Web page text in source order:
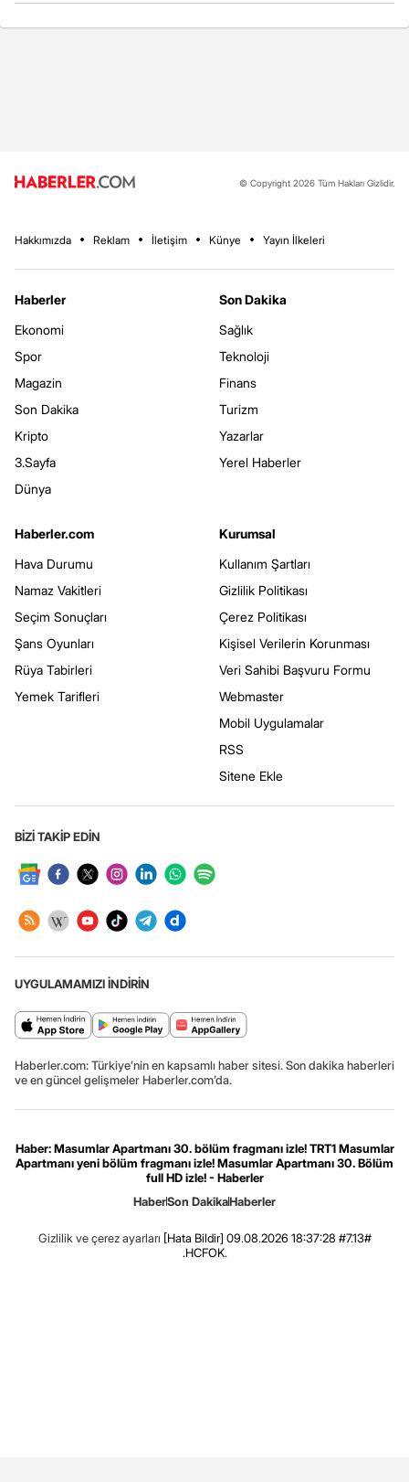
© Copyright 2026 Tüm Hakları Gizlidir.
Hakkımızda Reklam İletişim Künye Yayın İlkeleri
Haberler
Ekonomi
Spor
Magazin
Son Dakika
Kripto
3.Sayfa
Dünya
Son Dakika
Sağlık
Teknoloji
Finans
Turizm
Yazarlar
Yerel Haberler
Haberler.com
Hava Durumu
Namaz Vakitleri
Seçim Sonuçları
Şans Oyunları
Rüya Tabirleri
Yemek Tarifleri
Kurumsal
Kullanım Şartları
Gizlilik Politikası
Çerez Politikası
Kişisel Verilerin Korunması
Veri Sahibi Başvuru Formu
Webmaster
Mobil Uygulamalar
RSS
Sitene Ekle
BİZİ TAKİP EDİN
UYGULAMAMIZI İNDİRİN
Haberler.com: Türkiye’nin en kapsamlı haber sitesi. Son dakika haberleri
ve en güncel gelişmeler Haberler.com’da.
Haber: Masumlar Apartmanı 30. bölüm fragmanı izle! TRT1 Masumlar
Apartmanı yeni bölüm fragmanı izle! Masumlar Apartmanı 30. Bölüm
full HD izle! - Haberler
HaberSon DakikaHaberler
Gizlilik ve çerez ayarları [Hata Bildir] 09.08.2026 18:37:28 #7.13#
.HCFOK.